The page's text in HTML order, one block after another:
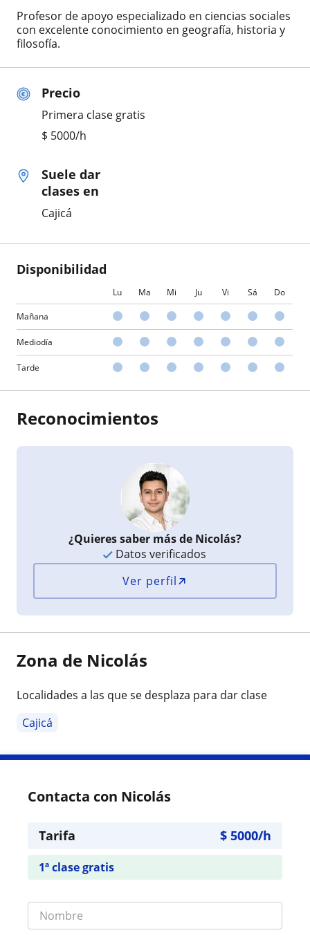
Precio
Primera clase gratis
$ 5000/h
Suele dar
clases en
Cajicá
Disponibilidad
Lu Ma Mi Ju Vi Sá Do
Mañana
Mediodía
Tarde
Profesor de apoyo especializado en ciencias sociales
con excelente conocimiento en geografía, historia y
filosofía.
Reconocimientos
¿Quieres saber más de Nicolás?
Datos verificados
Ver perfil
Zona de Nicolás
Localidades a las que se desplaza para dar clase
Cajicá
Contacta con Nicolás
Tarifa $ 5000/h
1ª clase gratis